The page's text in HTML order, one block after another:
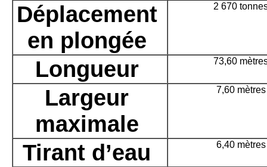
Déplacement
en plongée
2 670
Longueur 73,60
Largeur
maximale
7,60 mètres
Tirant d’eau 6,40 mètres